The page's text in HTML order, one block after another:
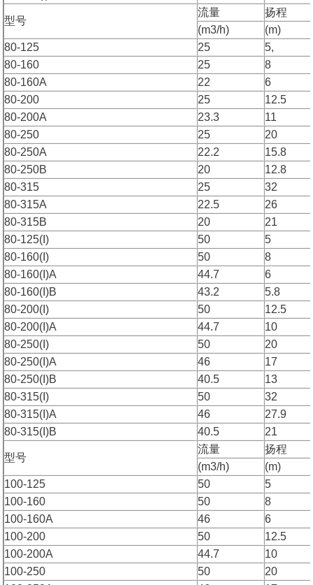
型号
流量
扬程
(m3/h)
(m)
80-125
25
5,
80-160
25
8
80-160A
22
6
80-200
25
12.5
80-200A
23.3
11
80-250
25
20
80-250A
22.2
15.8
80-250B
20
12.8
80-315
25
32
80-315A
22.5
26
80-315B
20
21
80-125(I)
50
5
80-160(I)
50
8
80-160(I)A
44.7
6
80-160(I)B
43.2
5.8
80-200(I)
50
12.5
80-200(I)A
44.7
10
80-250(I)
50
20
80-250(I)A
46
17
80-250(I)B
40.5
13
80-315(I)
50
32
80-315(I)A
46
27.9
80-315(I)B
40.5 21
型号
流量
扬程
(m3/h)
(m)
100-125
50
5
100-160
50
8
100-160A
46
6
100-200
50
12.5
100-200A
44.7
10
100-250
50
20